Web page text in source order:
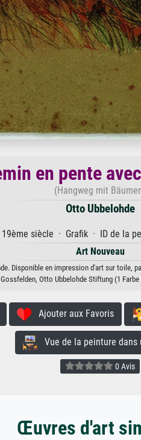
en pente
(Hangweg mit
Otto Ubbelohde
19ème siècle · Grafik · ID de la
Art Nouveau
Disponible en impression d'art sur toile,
Gossfelden, Otto Ubbelohde Stiftung (1
Ajouter aux Favoris
Vue de la peinture dans
0 Avis
Œuvres d'art